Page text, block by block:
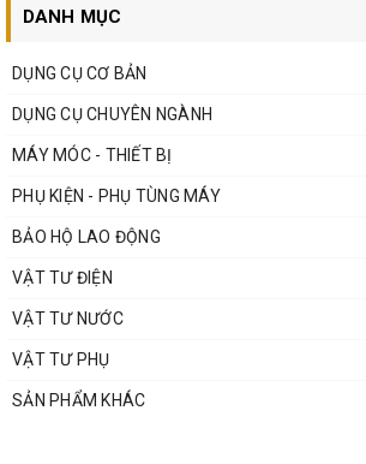
Cam kết và chính sách đổi trả:
Hàng Chính Hãng 100%.
Sản phẩm mới 100% (trừ hàng trưng bày
Đổi trả theo quy định NSX (Do lỗi NSX)
nhận hàng.
Hoàn hàng – đổi trả theo quy định Sàn
sai mã, hàng đặt sai nhưng vẫn còn bao bì
DANH MỤC
DỤNG CỤ CƠ BẢN
DỤNG CỤ CHUYÊN NGÀNH
MÁY MÓC - THIẾT BỊ
PHỤ KIỆN - PHỤ TÙNG MÁY
BẢO HỘ LAO ĐỘNG
VẬT TƯ ĐIỆN
VẬT TƯ NƯỚC
VẬT TƯ PHỤ
SẢN PHẨM KHÁC